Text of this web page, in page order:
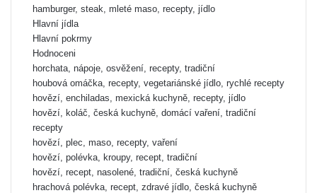
hamburger, steak, mleté maso, recepty, jídlo
Hlavní jídla
Hlavní pokrmy
Hodnoceni
horchata, nápoje, osvěžení, recepty, tradiční
houbová omáčka, recepty, vegetariánské jídlo, rychlé recepty
hovězí, enchiladas, mexická kuchyně, recepty, jídlo
hovězí, koláč, česká kuchyně, domácí vaření, tradiční
recepty
hovězí, plec, maso, recepty, vaření
hovězí, polévka, kroupy, recept, tradiční
hovězí, recept, nasolené, tradiční, česká kuchyně
hrachová polévka, recept, zdravé jídlo, česká kuchyně